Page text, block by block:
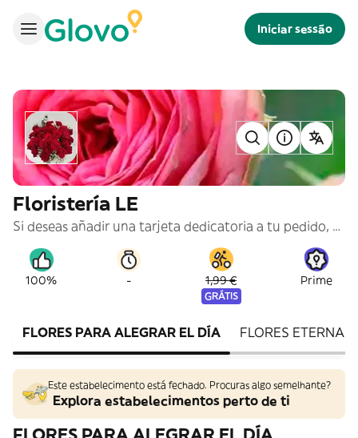
Iniciar sessão
Floristería LE
Si deseas añadir una tarjeta dedicatoria a tu pedido, escribe tu texto en la caja de solicitud especial que encontrarás en el checkout. No es apta para pedir productos personalizados. Glovo solo entregará productos que se encuentren en el menú.
100% - 1,99 €
GRÁTIS
Prime
FLORES PARA ALEGRAR EL DÍA FLORES ETERNAS
Este estabelecimento está fechado. Procuras algo semelhante?
Explora estabelecimentos perto de ti